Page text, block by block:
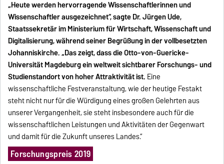
„Heute werden hervorragende Wissenschaftlerinnen und
Wissenschaftler ausgezeichnet“, sagte Dr. Jürgen Ude,
Staatssekretär im Ministerium für Wirtschaft, Wissenschaft und
Digitalisierung, während seiner Begrüßung in der vollbesetzten
Johanniskirche. „Das zeigt, dass die Otto-von-Guericke-
Universität Magdeburg ein weltweit sichtbarer Forschungs- und
Studienstandort von hoher Attraktivität ist. Eine
wissenschaftliche Festveranstaltung, wie der heutige Festakt
steht nicht nur für die Würdigung eines großen Gelehrten aus
unserer Vergangenheit, sie steht insbesondere auch für die
wissenschaftlichen Leistungen und Aktivitäten der Gegenwart
und damit für die Zukunft unseres Landes.“
Forschungspreis 2019